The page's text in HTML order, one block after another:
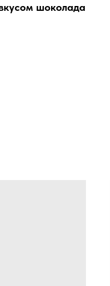
шоколада